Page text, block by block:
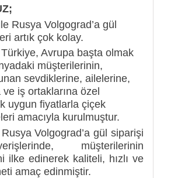
Rusya Volgograd’a gül
artık çok kolay.
Avrupa başta olmak
müşterilerinin,
sevdiklerine, ailelerine,
iş ortaklarına özel
uygun fiyatlarla çiçek
amacıyla kurulmuştur.
Volgograd’a gül siparişi
müşterilerinin
ilke edinerek kaliteli, hızlı ve
amaç edinmiştir.